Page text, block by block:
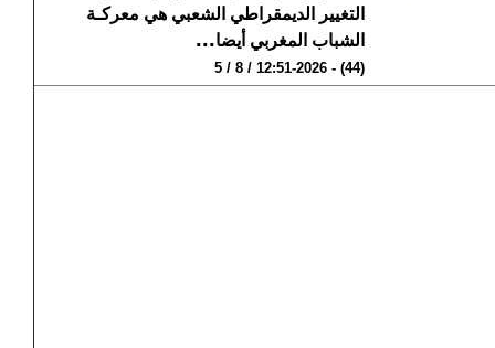
التغيير الديمقراطي الشعبي هي معركـة
الشباب المغربي أيضا...
(44) - 12:51-2026 / 8 / 5